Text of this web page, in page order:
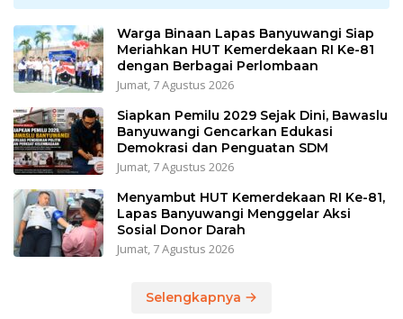
Warga Binaan Lapas Banyuwangi Siap
Meriahkan HUT Kemerdekaan RI Ke-81
dengan Berbagai Perlombaan
Jumat, 7 Agustus 2026
Siapkan Pemilu 2029 Sejak Dini, Bawaslu
Banyuwangi Gencarkan Edukasi
Demokrasi dan Penguatan SDM
Jumat, 7 Agustus 2026
Menyambut HUT Kemerdekaan RI Ke-81,
Lapas Banyuwangi Menggelar Aksi
Sosial Donor Darah
Jumat, 7 Agustus 2026
Selengkapnya